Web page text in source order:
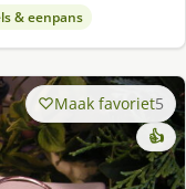
& eenpans
Maak favoriet5
👍